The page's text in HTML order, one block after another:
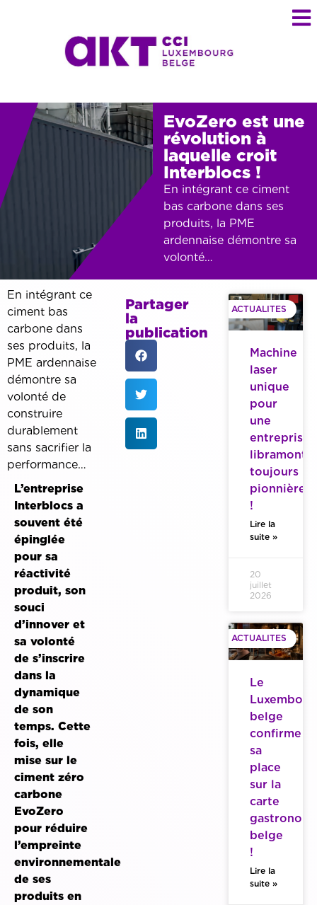
EvoZero est une
révolution à
laquelle croit
Interblocs !
En intégrant ce ciment
bas carbone dans ses
produits, la PME
ardennaise démontre sa
volonté…
Partager
la
publication
En intégrant ce
ciment bas
carbone dans
ses produits, la
PME ardennaise
démontre sa
volonté de
construire
durablement
sans sacrifier la
performance…
L’entreprise
Interblocs a
souvent été
épinglée
pour sa
réactivité
produit, son
souci
d’innover et
sa volonté
de s’inscrire
dans la
dynamique
de son
temps. Cette
fois, elle
mise sur le
ciment zéro
carbone
EvoZero
pour réduire
l’empreinte
environnementale
de ses
produits en
ACTUALITES
Machine
laser
unique
pour
une
entreprise
toujours
pionnière
!
Lire la
suite »
20
juillet
2026
ACTUALITES
Le
belge
confirme
sa
place
sur la
carte
belge
!
Lire la
suite »